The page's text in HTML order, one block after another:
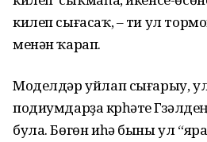
килеп сығасаҡ, – ти ул
менән ҡарап.
Моделдәр уйлап сығарыу,
подиумдарҙа күрһәтеү
була. Бөгөн иһә быны ул